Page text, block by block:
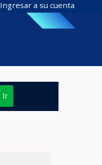
Ingresar a su cuenta
Ir